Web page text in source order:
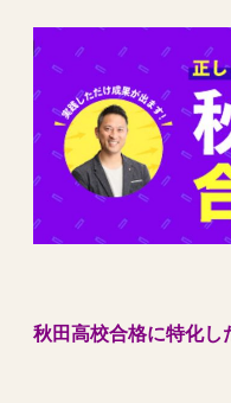
秋田高校合格に特化し